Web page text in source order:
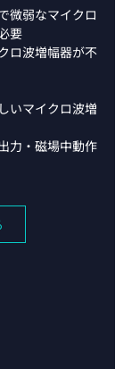
微弱なマイクロ
要
ロ波増幅器が不
いマイクロ波増
力・磁場中動作